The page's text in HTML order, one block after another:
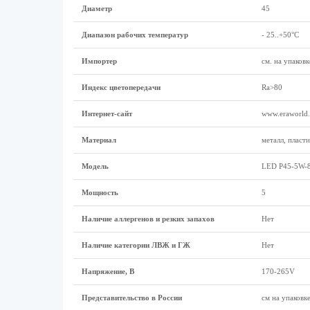
Диаметр 45
Диапазон рабочих температур - 25..+50°C
Импортер см. на
Индекс цветопередачи Ra>80
Интернет-сайт
Материал металл,
Модель LED P45-5W-
Мощность 5
Наличие аллергенов и резких запахов Нет
Наличие категории ЛВЖ и ГЖ Нет
Напряжение, В 170-265V
Представительство в России см на упаковке